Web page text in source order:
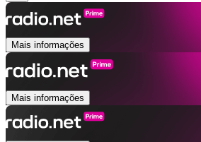
Mais informações
Mais informações